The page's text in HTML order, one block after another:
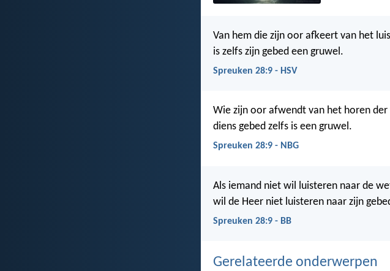
Van hem die zijn oor afkeert van het
is zelfs zijn gebed een gruwel.
Spreuken 28:9 - HSV
Wie zijn oor afwendt van het horen
diens gebed zelfs is een gruwel.
Spreuken 28:9 - NBG
Als iemand niet wil luisteren naar de
wil de Heer niet luisteren naar zijn
Spreuken 28:9 - BB
Gerelateerde onderwerpen